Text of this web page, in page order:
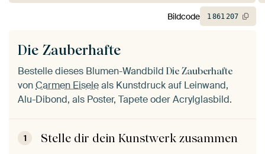
Die Zauberhafte
Bestelle dieses Blumen-Wandbild Die Zauberhafte
vonCarmen Eiseleals Kunstdruck auf Leinwand,
Alu-Dibond, als Poster, Tapete oder Acrylglasbild.
1 Stelle dir dein Kunstwerk zusammen
Bildcode 1861207